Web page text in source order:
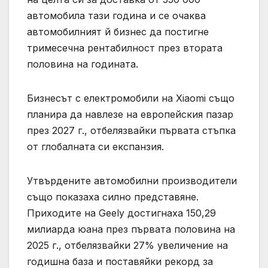
автомобила тази година и се очаква
автомобилният й бизнес да постигне
тримесечна рентабилност през втората
половина на годината.
Бизнесът с електромобили на Xiaomi също
планира да навлезе на европейския пазар
през 2027 г., отбелязвайки първата стъпка
от глобалната си експанзия.
Утвърдените автомобилни производители
също показаха силно представяне.
Приходите на Geely достигнаха 150,29
милиарда юана през първата половина на
2025 г., отбелязвайки 27% увеличение на
годишна база и поставяйки рекорд за